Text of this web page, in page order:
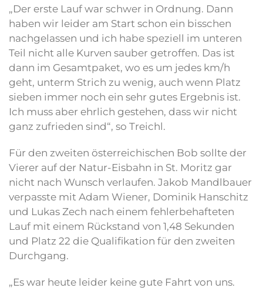
„Der erste Lauf war schwer in Ordnung. Dann
haben wir leider am Start schon ein bisschen
nachgelassen und ich habe speziell im unteren
Teil nicht alle Kurven sauber getroffen. Das ist
dann im Gesamtpaket, wo es um jedes km/h
geht, unterm Strich zu wenig, auch wenn Platz
sieben immer noch ein sehr gutes Ergebnis ist.
Ich muss aber ehrlich gestehen, dass wir nicht
ganz zufrieden sind“, so Treichl.
Für den zweiten österreichischen Bob sollte der
Vierer auf der Natur-Eisbahn in St. Moritz gar
nicht nach Wunsch verlaufen. Jakob Mandlbauer
verpasste mit Adam Wiener, Dominik Hanschitz
und Lukas Zech nach einem fehlerbehafteten
Lauf mit einem Rückstand von 1,48 Sekunden
und Platz 22 die Qualifikation für den zweiten
Durchgang.
„Es war heute leider keine gute Fahrt von uns.